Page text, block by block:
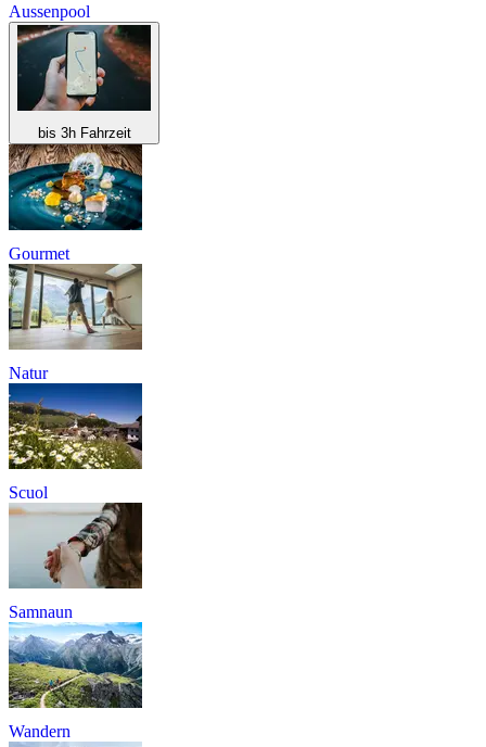
Aussenpool
bis 3h Fahrzeit
Gourmet
Natur
Scuol
Samnaun
Wandern